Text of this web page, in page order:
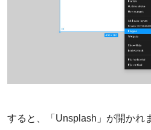
すると、「Unsplash」が開かれ